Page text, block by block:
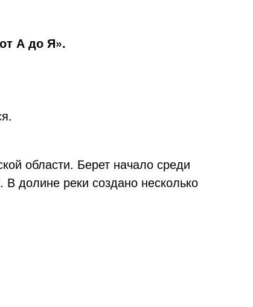
А до Я».
области. Берет начало среди
долине реки создано несколько